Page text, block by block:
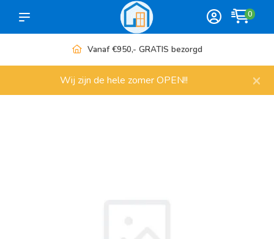
0
Vanaf €950,- GRATIS bezorgd
Wij zijn de hele zomer OPEN!! ×